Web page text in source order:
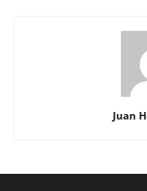
Juan